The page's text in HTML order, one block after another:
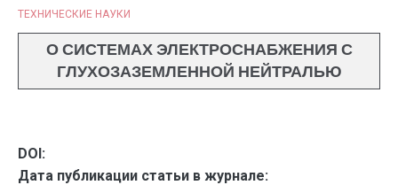
ТЕХНИЧЕСКИЕ НАУКИ
О СИСТЕМАХ ЭЛЕКТРОСНАБЖЕНИЯ С
ГЛУХОЗАЗЕМЛЕННОЙ НЕЙТРАЛЬЮ
DOI:
Дата публикации статьи в журнале: